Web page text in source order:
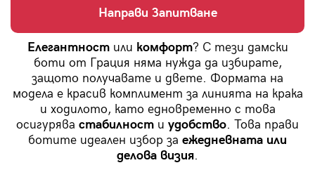
Елегантност или комфорт? С тези дамски
боти от Грация няма нужда да избирате,
защото получавате и двете. Формата на
модела е красив комплимент за линията на крака
и ходилото, като едновременно с това
осигурява стабилност и удобство. Това прави
ботите идеален избор за ежедневната или
делова визия.
Направи Запитване